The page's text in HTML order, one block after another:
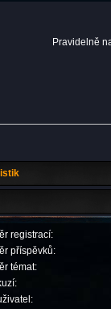
Pravidelně
registrací:
příspěvků:
témat: